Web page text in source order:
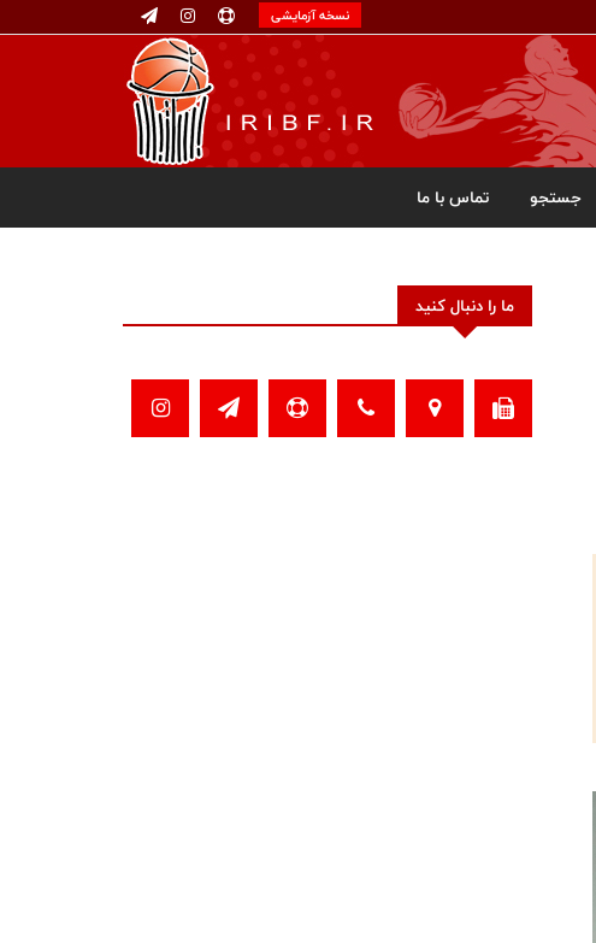
نسخه آزمایشی
جستجو تماس با ما
ما را دنبال کنید